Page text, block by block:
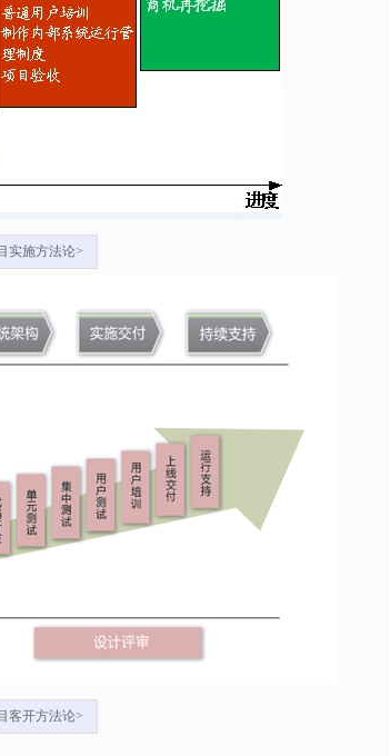
实施方法论>
客开方法论>